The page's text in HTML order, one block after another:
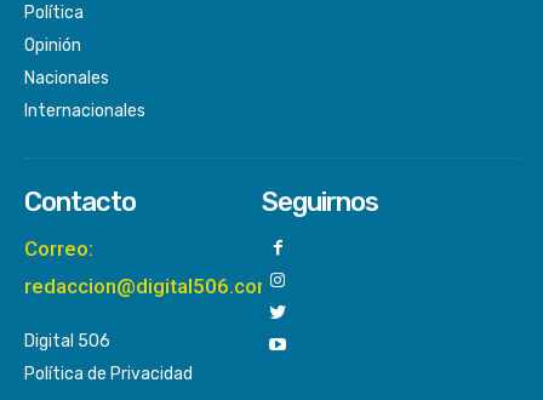
Política
Opinión
Nacionales
Internacionales
Contacto
Correo:
redaccion@digital506.com
Digital 506
Política de Privacidad
Seguirnos